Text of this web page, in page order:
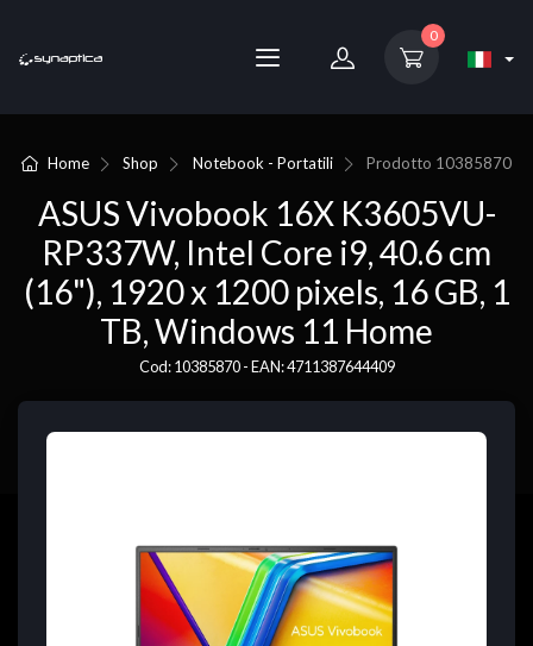
0
Home Shop Notebook - Portatili Prodotto 10385870
ASUS Vivobook 16X K3605VU-
RP337W, Intel Core i9, 40.6 cm
(16"), 1920 x 1200 pixels, 16 GB, 1
TB, Windows 11 Home
Cod: 10385870 - EAN: 4711387644409